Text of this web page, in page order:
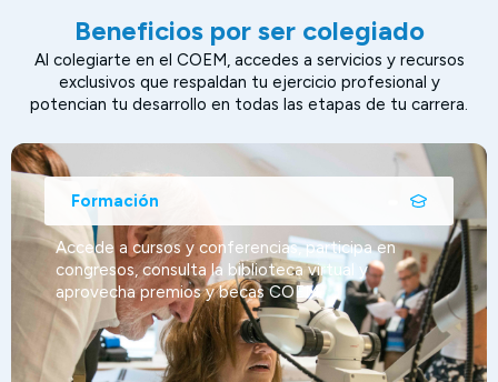
Beneficios por ser colegiado
Al colegiarte en el COEM, accedes a servicios y recursos
exclusivos que respaldan tu ejercicio profesional y
potencian tu desarrollo en todas las etapas de tu carrera.
Formación
Accede a cursos y conferencias, participa en
congresos, consulta la biblioteca virtual y
aprovecha premios y becas COEM.